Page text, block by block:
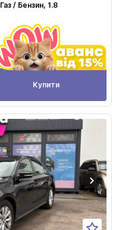
Газ / Бензин, 1.8
Купити